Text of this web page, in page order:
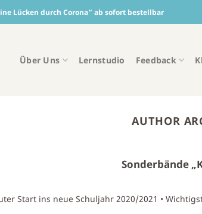
Lücken durch Corona“ ab sofort bestellbar
Über Uns Lernstudio Feedback
AUTHOR
Sonderbände
Start ins neue Schuljahr 2020/2021 •